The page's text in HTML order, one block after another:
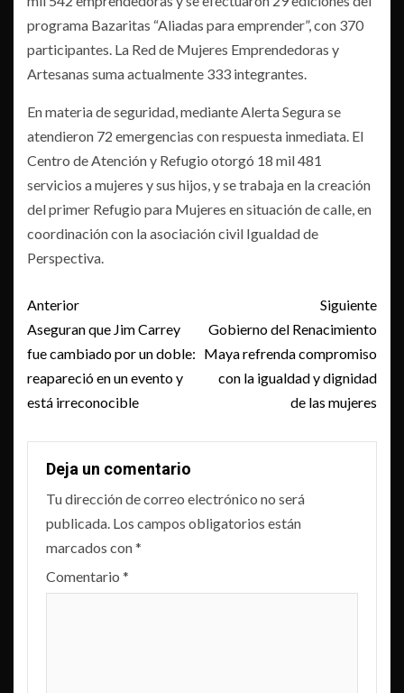
programa Bazaritas “Aliadas para emprender”, con 370
participantes. La Red de Mujeres Emprendedoras y
Artesanas suma actualmente 333 integrantes.
En materia de seguridad, mediante Alerta Segura se
atendieron 72 emergencias con respuesta inmediata. El
Centro de Atención y Refugio otorgó 18 mil 481
servicios a mujeres y sus hijos, y se trabaja en la creación
del primer Refugio para Mujeres en situación de calle, en
coordinación con la asociación civil Igualdad de
Perspectiva.
Post
navigation
Anterior
Aseguran que Jim Carrey
fue cambiado por un doble:
reapareció en un evento y
está irreconocible
Siguiente
Gobierno del Renacimiento
Maya refrenda compromiso
con la igualdad y dignidad
de las mujeres
Deja un comentario
Tu dirección de correo electrónico no será
publicada. Los campos obligatorios están
marcados con*
Comentario *